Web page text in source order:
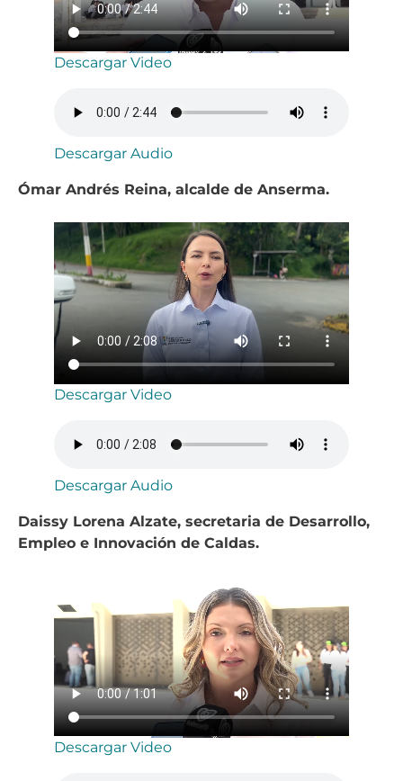
Descargar Video
Descargar Audio
Ómar Andrés Reina, alcalde de Anserma.
Descargar Video
Descargar Audio
Daissy Lorena Alzate, secretaria de Desarrollo,
Empleo e Innovación de Caldas.
Descargar Video